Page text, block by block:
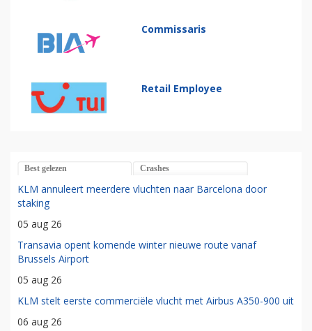
Commissaris
Retail Employee
Best gelezen Crashes
KLM annuleert meerdere vluchten naar Barcelona door
staking
05 aug 26
Transavia opent komende winter nieuwe route vanaf
Brussels Airport
05 aug 26
KLM stelt eerste commerciële vlucht met Airbus A350-900 uit
06 aug 26